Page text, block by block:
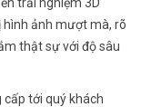
hình ảnh mượt mà, rõ
thật sự với độ sâu
cấp tới quý khách